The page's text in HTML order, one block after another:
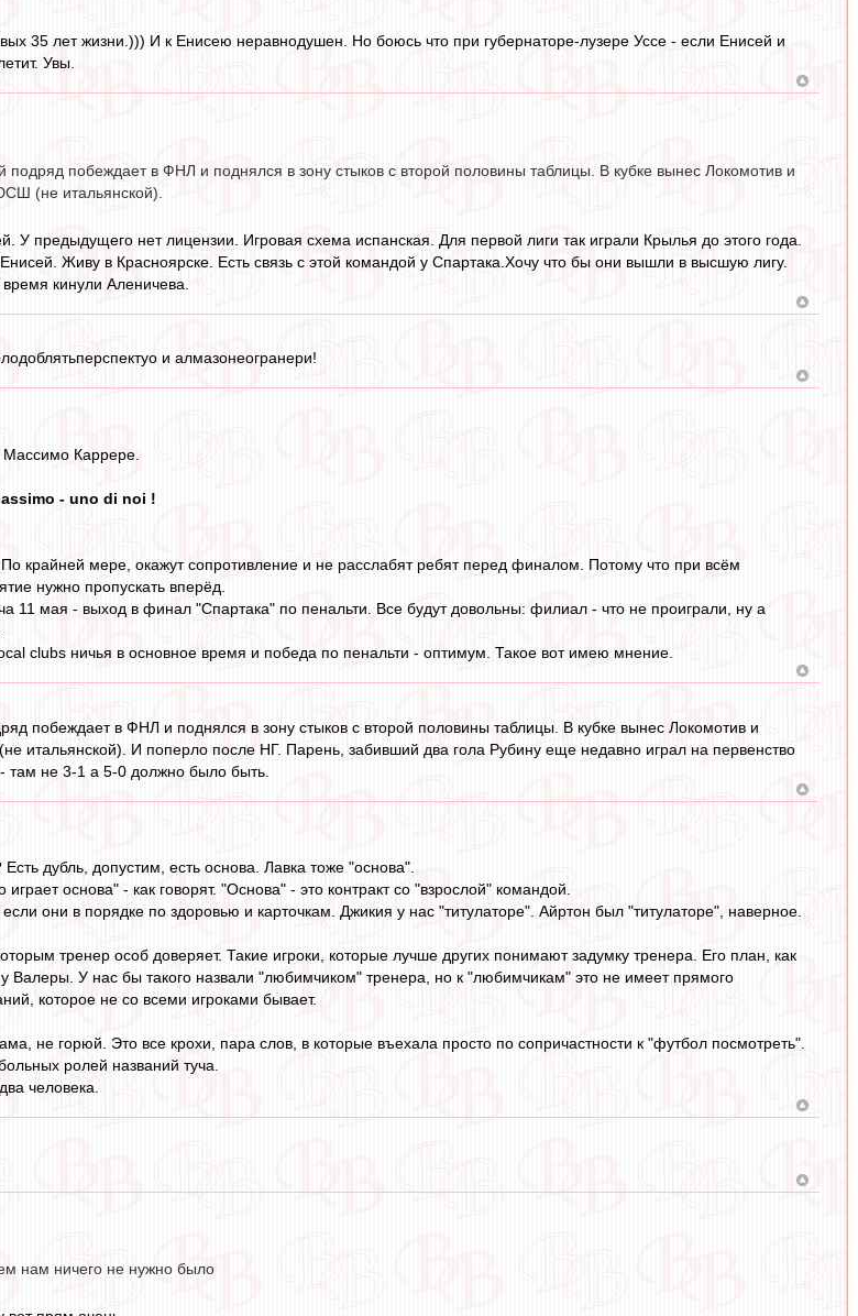
35 лет жизни.))) И к Енисею неравнодушен. Но боюсь что при губернаторе-лузере Уссе - если Енисей и
Увы.
побеждает в ФНЛ и поднялся в зону стыков с второй половины таблицы. В кубке вынес Локомотив и
(не итальянской).
У предыдущего нет лицензии. Игровая схема испанская. Для первой лиги так играли Крылья до этого года.
Живу в Красноярске. Есть связь с этой командой у Спартака.Хочу что бы они вышли в высшую лигу.
кинули Аленичева.
и алмазонеогранери!
Каррере.
- uno di noi !
крайней мере, окажут сопротивление и не расслабят ребят перед финалом. Потому что при всём
нужно пропускать вперёд.
11 мая - выход в финал "Спартака" по пенальти. Все будут довольны: филиал - что не проиграли, ну а
clubs ничья в основное время и победа по пенальти - оптимум. Такое вот имею мнение.
побеждает в ФНЛ и поднялся в зону стыков с второй половины таблицы. В кубке вынес Локомотив и
итальянской). И поперло после НГ. Парень, забивший два гола Рубину еще недавно играл на первенство
там не 3-1 а 5-0 должно было быть.
дубль, допустим, есть основа. Лавка тоже "основа".
основа" - как говорят. "Основа" - это контракт со "взрослой" командой.
если они в порядке по здоровью и карточкам. Джикия у нас "титулаторе". Айртон был "титулаторе", наверное.
тренер особ доверяет. Такие игроки, которые лучше других понимают задумку тренера. Его план, как
Валеры. У нас бы такого назвали "любимчиком" тренера, но к "любимчикам" это не имеет прямого
которое не со всеми игроками бывает.
не горюй. Это все крохи, пара слов, в которые въехала просто по сопричастности к "футбол посмотреть".
ролей названий туча.
человека.
нам ничего не нужно было